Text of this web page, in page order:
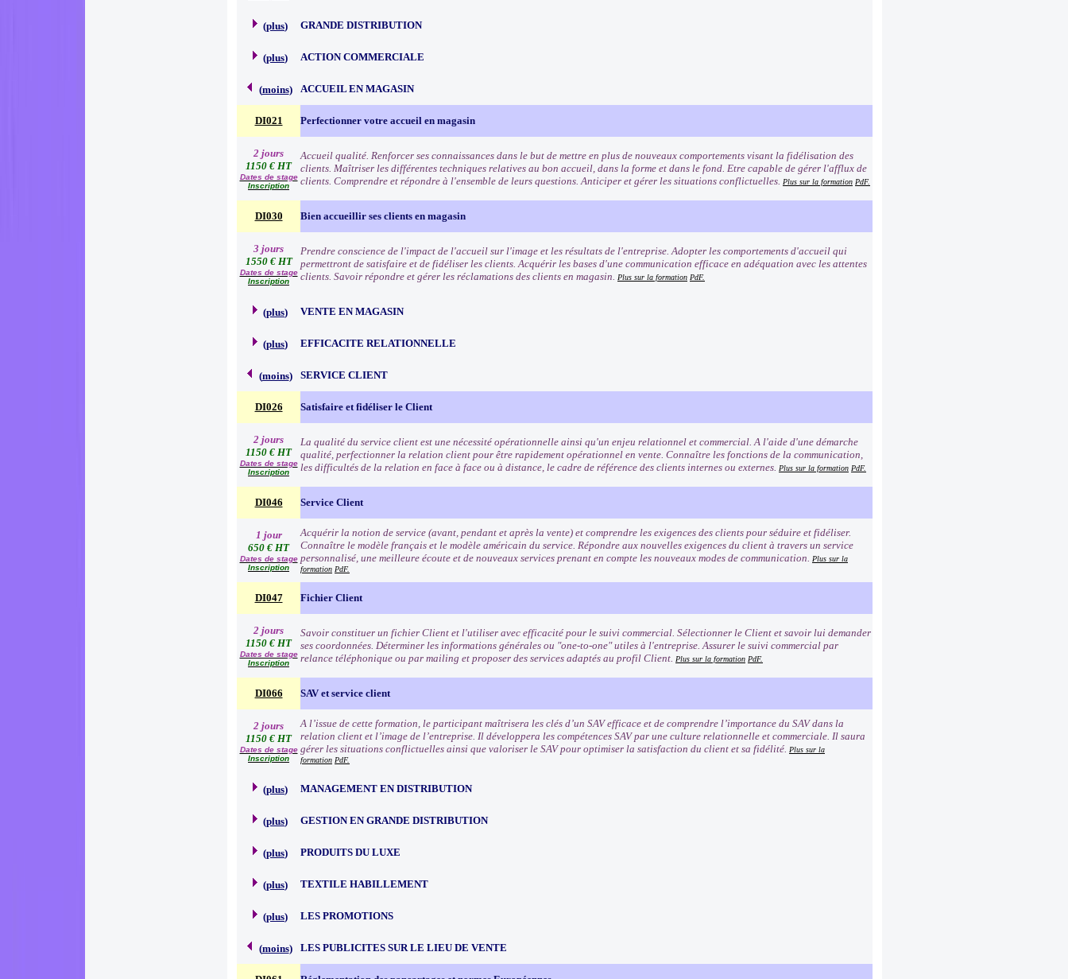
(plus) GRANDE DISTRIBUTION
(plus) ACTION COMMERCIALE
(moins) ACCUEIL EN MAGASIN
DI021 Perfectionner votre accueil en magasin
2 jours
1150 € HT
Dates de stage
Inscription
Accueil qualité. Renforcer ses connaissances dans le but de mettre en plus de nouveaux comportements visant la fidélisation des
clients. Maîtriser les différentes techniques relatives au bon accueil, dans la forme et dans le fond. Etre capable de gérer l'afflux de
clients. Comprendre et répondre à l'ensemble de leurs questions. Anticiper et gérer les situations conflictuelles. Plus sur la formation PdF.
DI030 Bien accueillir ses clients en magasin
3 jours
1550 € HT
Dates de stage
Inscription
Prendre conscience de l'impact de l'accueil sur l'image et les résultats de l'entreprise. Adopter les comportements d'accueil qui
permettront de satisfaire et de fidéliser les clients. Acquérir les bases d'une communication efficace en adéquation avec les attentes
clients. Savoir répondre et gérer les réclamations des clients en magasin. Plus sur la formation PdF.
(plus) VENTE EN MAGASIN
(plus) EFFICACITE RELATIONNELLE
(moins) SERVICE CLIENT
DI026 Satisfaire et fidéliser le Client
2 jours
1150 € HT
Dates de stage
Inscription
La qualité du service client est une nécessité opérationnelle ainsi qu'un enjeu relationnel et commercial. A l'aide d'une démarche
qualité, perfectionner la relation client pour être rapidement opérationnel en vente. Connaître les fonctions de la communication,
les difficultés de la relation en face à face ou à distance, le cadre de référence des clients internes ou externes. Plus sur la formation PdF.
DI046 Service Client
1 jour
650 € HT
Dates de stage
Inscription
Acquérir la notion de service (avant, pendant et après la vente) et comprendre les exigences des clients pour séduire et fidéliser.
Connaître le modèle français et le modèle américain du service. Répondre aux nouvelles exigences du client à travers un service
personnalisé, une meilleure écoute et de nouveaux services prenant en compte les nouveaux modes de communication. Plus sur la
formation PdF.
DI047 Fichier Client
2 jours
1150 € HT
Dates de stage
Inscription
Savoir constituer un fichier Client et l'utiliser avec efficacité pour le suivi commercial. Sélectionner le Client et savoir lui demander
ses coordonnées. Déterminer les informations générales ou "one-to-one" utiles à l'entreprise. Assurer le suivi commercial par
relance téléphonique ou par mailing et proposer des services adaptés au profil Client. Plus sur la formation PdF.
DI066 SAV et service client
2 jours
1150 € HT
Dates de stage
Inscription
A l’issue de cette formation, le participant maîtrisera les clés d’un SAV efficace et de comprendre l’importance du SAV dans la
relation client et l’image de l’entreprise. Il développera les compétences SAV par une culture relationnelle et commerciale. Il saura
gérer les situations conflictuelles ainsi que valoriser le SAV pour optimiser la satisfaction du client et sa fidélité. Plus sur la
formation PdF.
(plus) MANAGEMENT EN DISTRIBUTION
(plus) GESTION EN GRANDE DISTRIBUTION
(plus) PRODUITS DU LUXE
(plus) TEXTILE HABILLEMENT
(plus) LES PROMOTIONS
(moins) LES PUBLICITES SUR LE LIEU DE VENTE